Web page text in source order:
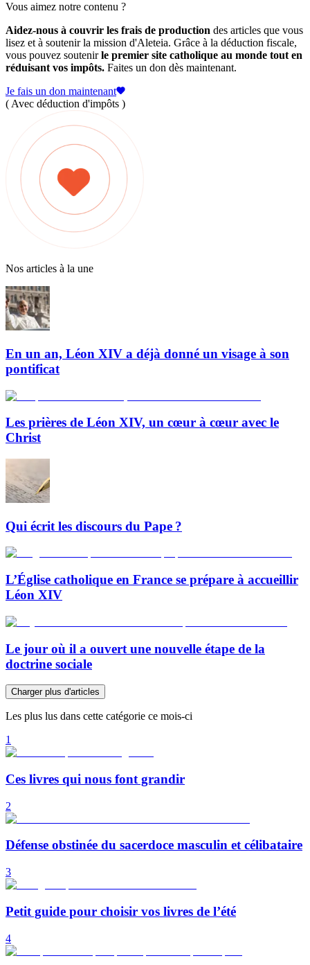
Vous aimez notre contenu ?
Aidez-nous à couvrir les frais de production des articles que vous
lisez et à soutenir la mission d'Aleteia. Grâce à la déduction fiscale,
vous pouvez soutenirle premier site catholique au monde tout en
réduisant vos impôts. Faites un don dès maintenant.
Je fais un don maintenant
( Avec déduction d'impôts )
Nos articles à la une
En un an, Léon XIV a déjà donné un visage à son
pontificat
Les prières de Léon XIV, un cœur à cœur avec le
Christ
Qui écrit les discours du Pape ?
L’Église catholique en France se prépare à accueillir
Léon XIV
Le jour où il a ouvert une nouvelle étape de la
doctrine sociale
Charger plus d'articles
Les plus lus dans cette catégorie ce mois-ci
1
Ces livres qui nous font grandir
2
Défense obstinée du sacerdoce masculin et célibataire
3
Petit guide pour choisir vos livres de l’été
4